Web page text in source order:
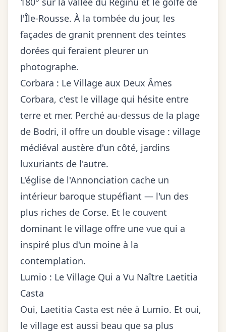
l'Île-Rousse. À la tombée du jour, les
façades de granit prennent des teintes
dorées qui feraient pleurer un
photographe.
Corbara : Le Village aux Deux Âmes
Corbara, c'est le village qui hésite entre
terre et mer. Perché au-dessus de la plage
de Bodri, il offre un double visage : village
médiéval austère d'un côté, jardins
luxuriants de l'autre.
L'église de l'Annonciation cache un
intérieur baroque stupéfiant — l'un des
plus riches de Corse. Et le couvent
dominant le village offre une vue qui a
inspiré plus d'un moine à la
contemplation.
Lumio : Le Village Qui a Vu Naître Laetitia
Casta
Oui, Laetitia Casta est née à Lumio. Et oui,
le village est aussi beau que sa plus